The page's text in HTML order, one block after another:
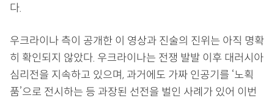
다.
우크라이나 측이 공개한 이 영상과 진술의 진위는 아직 명확
히 확인되지 않았다. 우크라이나는 전쟁 발발 이후 대러시아
심리전을 지속하고 있으며, 과거에도 가짜 인공기를 ‘노획
품’으로 전시하는 등 과장된 선전을 벌인 사례가 있어 이번